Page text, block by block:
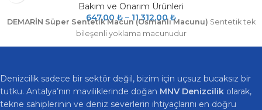
Bakım ve Onarım Ürünleri
647,00 ₺ – 11.312,00₺
DEMARİN Süper Sentetik Macun (Osmanlı Macunu) Sentetik tek
bileşenli yoklama macunudur
Denizcilik sadece bir sektör değil, bizim için uçsuz bucaksız bir
tutku. Antalya’nın maviliklerinde doğan MNV Denizcilik olarak,
tekne sahiplerinin ve deniz severlerin ihtiyaçlarını en doğru